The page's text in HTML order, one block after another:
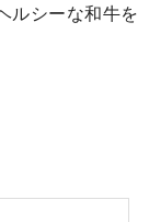
ルシーな和牛を